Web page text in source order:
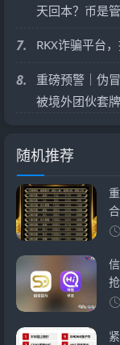
天回本？币是
7. RKX诈骗平台
8.
重磅预警｜伪
被境外团伙套
随机推荐